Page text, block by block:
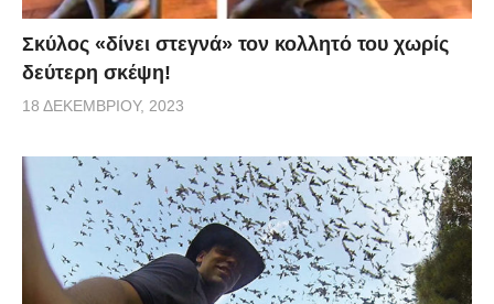
Σκύλος «δίνει στεγνά» τον κολλητό του χωρίς
δεύτερη σκέψη!
18 ΔΕΚΕΜΒΡΊΟΥ, 2023